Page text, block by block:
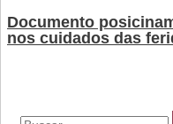
Documento
nos cuidados das